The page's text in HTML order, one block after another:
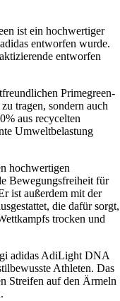
ist ein hochwertiger
entworfen wurde.
entworfen
Primegreen-
tragen, sondern auch
aus recycelten
Umweltbelastung
hochwertigen
Bewegungsfreiheit für
ist außerdem mit der
die dafür sorgt,
trocken und
adidas AdiLight DNA
Athleten. Das
Streifen auf den Ärmeln